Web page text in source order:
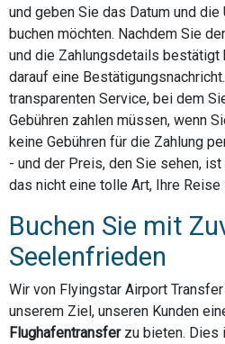
und geben Sie das Datum und die
buchen möchten. Nachdem Sie
und die Zahlungsdetails bestätigt
darauf eine
transparenten Service, bei dem
Gebühren zahlen müssen, wenn
keine Gebühren für die Zahlung
- und der Preis, den Sie sehen,
das nicht eine tolle Art, Ihre Reise
Buchen Sie mit
Seelenfrieden
Wir von Flyingstar Airport
unserem Ziel, unseren Kunden
Flughafentransferzu bieten. Dies